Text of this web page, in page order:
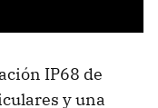
IP68 de
y una